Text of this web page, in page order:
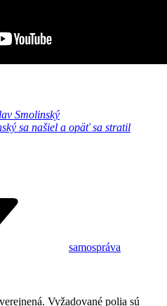
Smolinský
sa našiel a opäť sa stratil
samospráva
Vyžadované polia sú